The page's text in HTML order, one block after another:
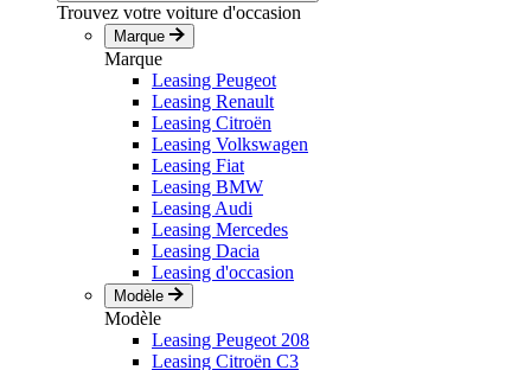
Trouvez votre voiture d'occasion
Marque
Marque
Leasing Peugeot
Leasing Renault
Leasing Citroën
Leasing Volkswagen
Leasing Fiat
Leasing BMW
Leasing Audi
Leasing Mercedes
Leasing Dacia
Leasing d'occasion
Modèle
Modèle
Leasing Peugeot 208
Leasing Citroën C3